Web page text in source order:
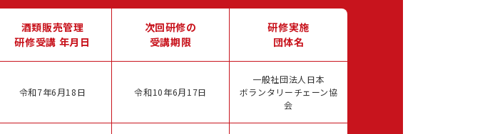
酒類販売管理
研修受講 年月日
次回研修の
受講期限
研修実施
団体名
令和7年6月18日 令和10年6月17日
一般社団法人日本
ボランタリーチェーン協
会